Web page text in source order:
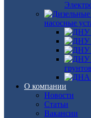
насосные
О компании
Новости
Статьи
Вакансии